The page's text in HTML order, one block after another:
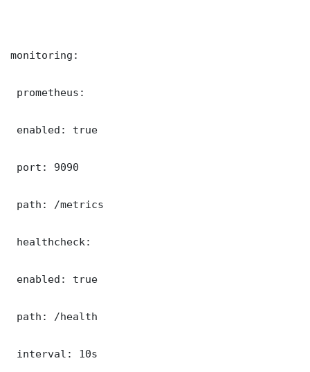
monitoring:
prometheus:
enabled: true
port: 9090
path: /metrics
healthcheck:
enabled: true
path: /health
interval: 10s